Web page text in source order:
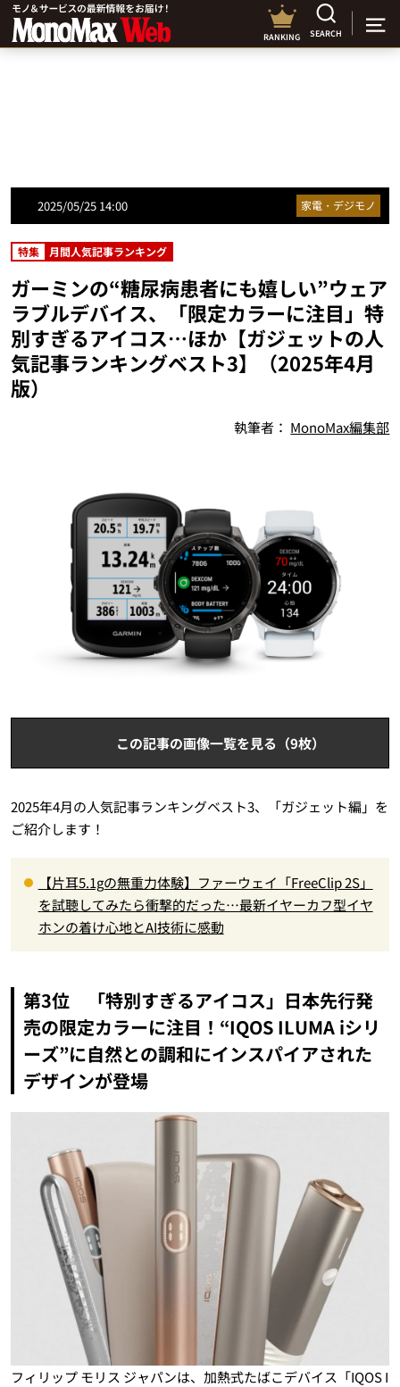
RANKING SEARCH
2025/05/25 14:00 家電・デジモノ
特集 月間人気記事ランキング
ガーミンの“糖尿病患者にも嬉しい”ウェア
ラブルデバイス、「限定カラーに注目」特
別すぎるアイコス…ほか【ガジェットの人
気記事ランキングベスト3】（2025年4月
版）
執筆者： MonoMax編集部
この記事の画像一覧を見る（9枚）
2025年4月の人気記事ランキングベスト3、「ガジェット編」を
ご紹介します！
【片耳5.1gの無重力体験】ファーウェイ「FreeClip 2S」
を試聴してみたら衝撃的だった…最新イヤーカフ型イヤ
ホンの着け心地とAI技術に感動
第3位 「特別すぎるアイコス」日本先行発
売の限定カラーに注目！“IQOS ILUMA iシリ
ーズ”に自然との調和にインスパイアされた
デザインが登場
フィリップ モリス ジャパンは、加熱式たばこデバイス「IQOS I